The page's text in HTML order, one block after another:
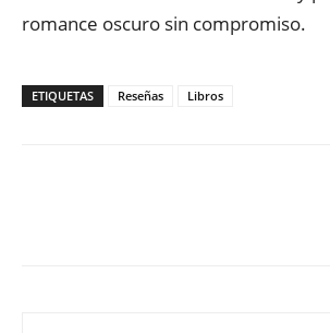
romance oscuro sin compromiso.
ETIQUETAS Reseñas Libros